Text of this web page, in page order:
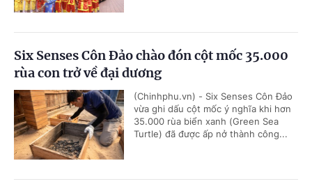
Six Senses Côn Đảo chào đón cột mốc 35.000
rùa con trở về đại dương
(Chinhphu.vn) - Six Senses Côn Đảo
vừa ghi dấu cột mốc ý nghĩa khi hơn
35.000 rùa biển xanh (Green Sea
Turtle) đã được ấp nở thành công...